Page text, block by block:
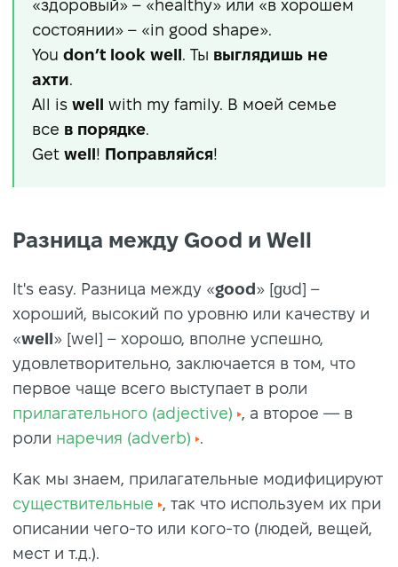
«здоровый» – «healthy» или «в хорошем
состоянии» – «in good shape».
You don’t look well. Ты выглядишь не
ахти.
All is well with my family. В моей семье
все в порядке.
Get well! Поправляйся!
Разница между Good и Well
It's easy. Разница между «good» [ɡʊd] –
хороший, высокий по уровню или качеству и
«well» [wel] – хорошо, вполне успешно,
удовлетворительно, заключается в том, что
первое чаще всего выступает в роли
прилагательного (adjective)
, а второе — в
роли наречия (adverb) .
Как мы знаем, прилагательные модифицируют
существительные
, так что используем их при
описании чего-то или кого-то (людей, вещей,
мест и т.д.).